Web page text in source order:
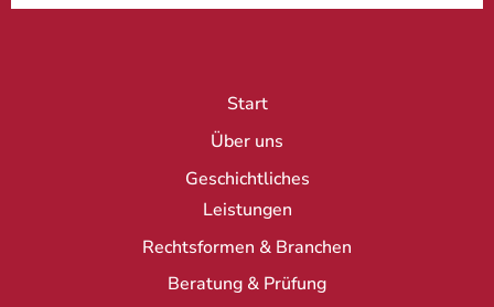
Start
Über uns
Geschichtliches
Leistungen
Rechtsformen & Branchen
Beratung & Prüfung